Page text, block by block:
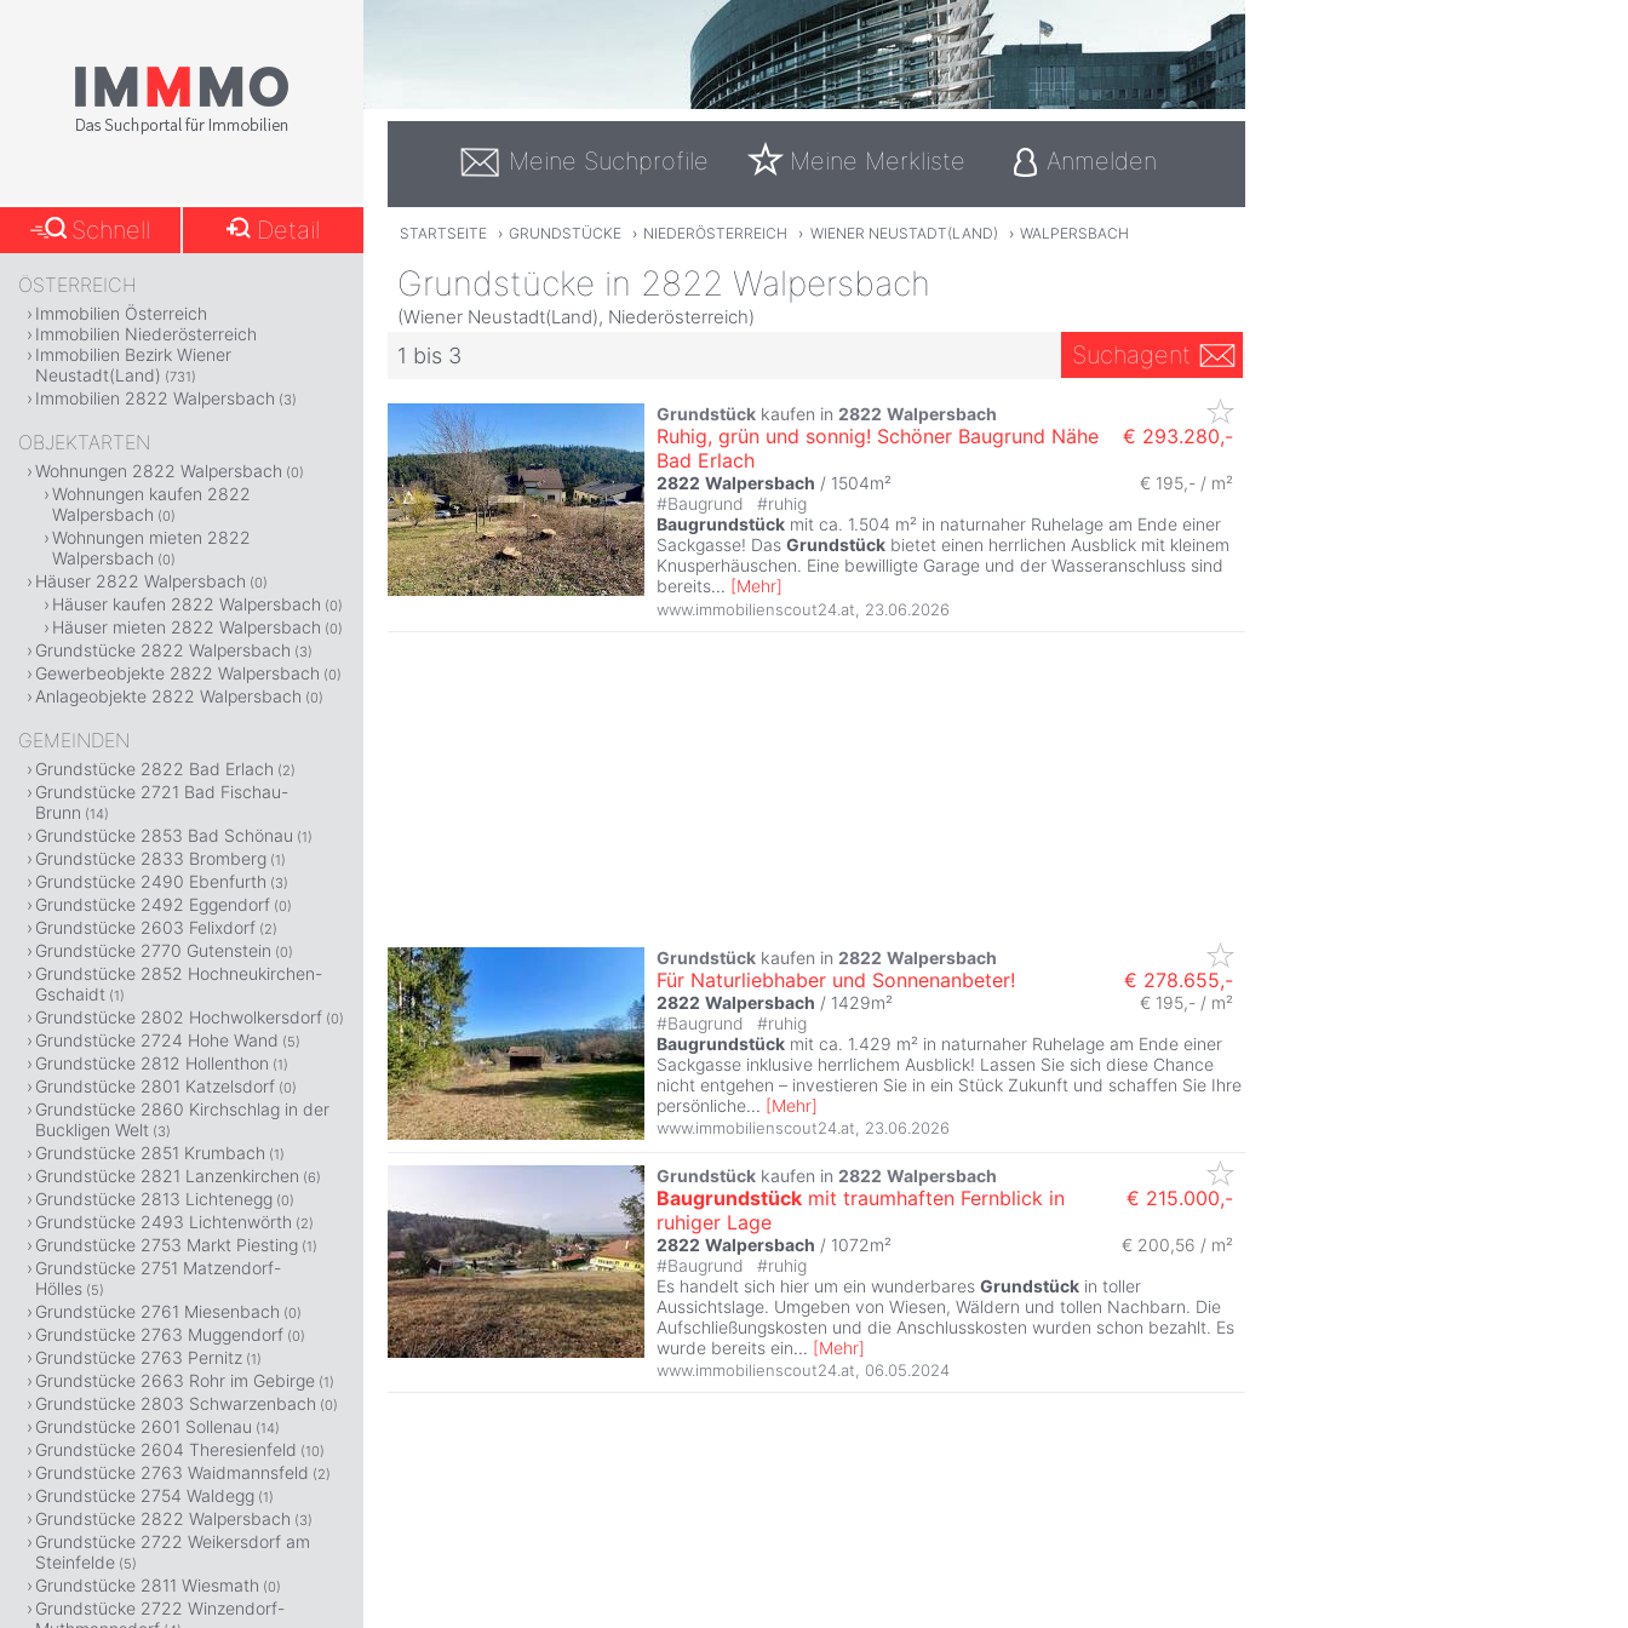
Meine Suchprofile Meine Merkliste Anmelden
STARTSEITE › GRUNDSTÜCKE › NIEDERÖSTERREICH › WIENER NEUSTADT(LAND) › WALPERSBACH
Grundstücke in 2822 Walpersbach
(Wiener Neustadt(Land), Niederösterreich)
1 bis 3 Suchagent
Grundstück kaufen in 2822 Walpersbach
Ruhig, grün und sonnig! Schöner Baugrund Nähe
Bad Erlach
€ 293.280,-
2822 Walpersbach / 1504m²
€ 195,- / m²
#Baugrund #ruhig
Baugrundstück mit ca. 1.504 m² in naturnaher Ruhelage am Ende einer
Sackgasse! Das Grundstück bietet einen herrlichen Ausblick mit kleinem
Knusperhäuschen. Eine bewilligte Garage und der Wasseranschluss sind
bereits... [Mehr]
www.immobilienscout24.at 23.06.2026
Grundstück kaufen in 2822 Walpersbach
Für Naturliebhaber und Sonnenanbeter! € 278.655,-
2822 Walpersbach / 1429m²
€ 195,- / m²
#Baugrund #ruhig
Baugrundstück mit ca. 1.429 m² in naturnaher Ruhelage am Ende einer
Sackgasse inklusive herrlichem Ausblick! Lassen Sie sich diese Chance
nicht entgehen – investieren Sie in ein Stück Zukunft und schaffen Sie Ihre
persönliche... [Mehr]
www.immobilienscout24.at, 23.06.2026
Grundstück kaufen in 2822 Walpersbach
Baugrundstück mit traumhaften Fernblick in
ruhiger Lage
€ 215.000,-
2822 Walpersbach / 1072m²
€ 200,56 / m²
#Baugrund #ruhig
Es handelt sich hier um ein wunderbares Grundstück in toller
Aussichtslage. Umgeben von Wiesen, Wäldern und tollen Nachbarn. Die
Aufschließungskosten und die Anschlusskosten wurden schon bezahlt. Es
wurde bereits ein... [Mehr]
www.immobilienscout24.at, 06.05.2024
Schnell Detail
ÖSTERREICH
Immobilien Österreich
Immobilien Niederösterreich
Immobilien Bezirk Wiener
Neustadt(Land) (731)
Immobilien 2822 Walpersbach (3)
OBJEKTARTEN
Wohnungen 2822 Walpersbach (0)
Wohnungen kaufen 2822
Walpersbach (0)
Wohnungen mieten 2822
Walpersbach (0)
Häuser 2822 Walpersbach (0)
Häuser kaufen 2822 Walpersbach (0)
Häuser mieten 2822 Walpersbach (0)
Grundstücke 2822 Walpersbach (3)
Gewerbeobjekte 2822 Walpersbach (0)
Anlageobjekte 2822 Walpersbach (0)
GEMEINDEN
Grundstücke 2822 Bad Erlach (2)
Grundstücke 2721 Bad Fischau-
Brunn (14)
Grundstücke 2853 Bad Schönau (1)
Grundstücke 2833 Bromberg (1)
Grundstücke 2490 Ebenfurth (3)
Grundstücke 2492 Eggendorf (0)
Grundstücke 2603 Felixdorf (2)
Grundstücke 2770 Gutenstein (0)
Grundstücke 2852 Hochneukirchen-
Gschaidt (1)
Grundstücke 2802 Hochwolkersdorf (0)
Grundstücke 2724 Hohe Wand (5)
Grundstücke 2812 Hollenthon (1)
Grundstücke 2801 Katzelsdorf (0)
Grundstücke 2860 Kirchschlag in der
Buckligen Welt (3)
Grundstücke 2851 Krumbach (1)
Grundstücke 2821 Lanzenkirchen (6)
Grundstücke 2813 Lichtenegg (0)
Grundstücke 2493 Lichtenwörth (2)
Grundstücke 2753 Markt Piesting (1)
Grundstücke 2751 Matzendorf-
Hölles (5)
Grundstücke 2761 Miesenbach (0)
Grundstücke 2763 Muggendorf (0)
Grundstücke 2763 Pernitz (1)
Grundstücke 2663 Rohr im Gebirge (1)
Grundstücke 2803 Schwarzenbach (0)
Grundstücke 2601 Sollenau (14)
Grundstücke 2604 Theresienfeld (10)
Grundstücke 2763 Waidmannsfeld (2)
Grundstücke 2754 Waldegg (1)
Grundstücke 2822 Walpersbach (3)
Grundstücke 2722 Weikersdorf am
Steinfelde (5)
Grundstücke 2811 Wiesmath (0)
Grundstücke 2722 Winzendorf-